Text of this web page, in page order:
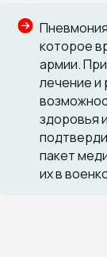
которое
армии.
лечение и
здоровья
пакет
их в